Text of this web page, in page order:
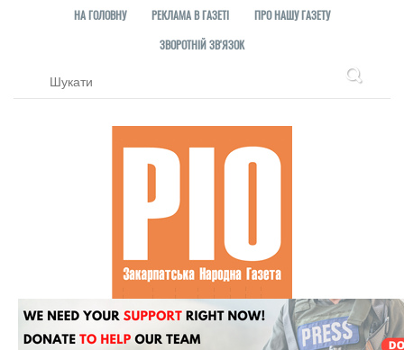
НА ГОЛОВНУ РЕКЛАМА В ГАЗЕТІ
ПРО НАШУ ГАЗЕТУ
ЗВОРОТНІЙ ЗВ'ЯЗОК